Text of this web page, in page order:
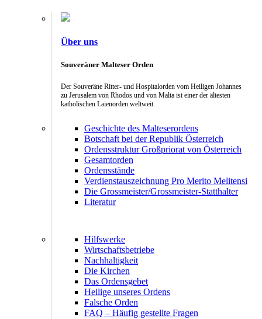
Über uns
Souveräner Malteser Orden
Der Souveräne Ritter- und Hospitalorden vom Heiligen Johannes
zu Jerusalem von Rhodos und von Malta ist einer der ältesten
katholischen Laienorden weltweit.
Geschichte des Malteserordens
Botschaft bei der Republik Österreich
Ordensstruktur Großpriorat von Österreich
Gesamtorden
Ordensstände
Verdienstauszeichnung Pro Merito Melitensi
Die Grossmeister/Grossmeister-Statthalter
Literatur
Hilfswerke
Wirtschaftsbetriebe
Nachhaltigkeit
Die Kirchen
Das Ordensgebet
Heilige unseres Ordens
Falsche Orden
FAQ – Häufig gestellte Fragen